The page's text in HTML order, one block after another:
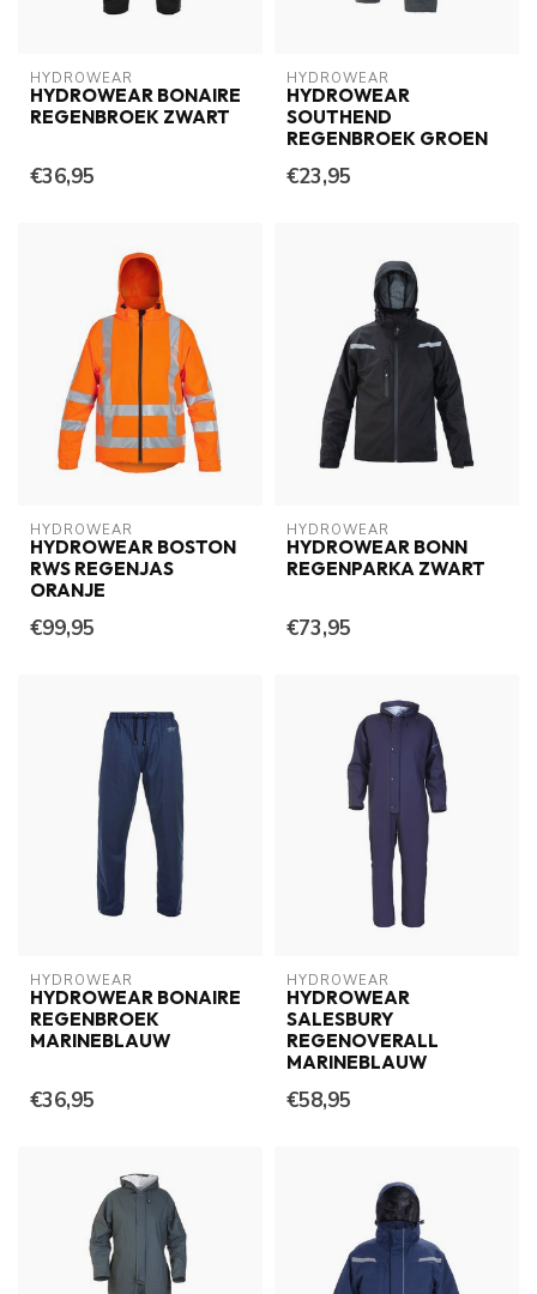
HYDROWEAR
HYDROWEAR BONAIRE
REGENBROEK ZWART
€36,95
HYDROWEAR
HYDROWEAR
SOUTHEND
REGENBROEK GROEN
€23,95
HYDROWEAR
HYDROWEAR BOSTON
RWS REGENJAS
ORANJE
€99,95
HYDROWEAR
HYDROWEAR BONN
REGENPARKA ZWART
€73,95
HYDROWEAR
HYDROWEAR BONAIRE
REGENBROEK
MARINEBLAUW
€36,95
HYDROWEAR
HYDROWEAR
SALESBURY
REGENOVERALL
MARINEBLAUW
€58,95